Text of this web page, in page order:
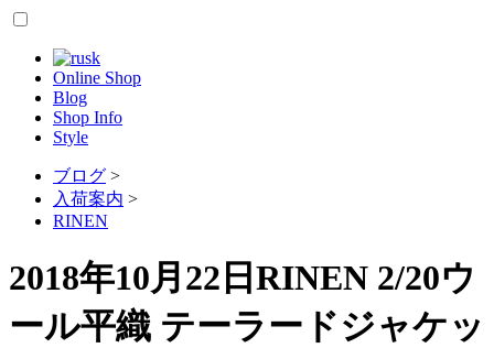
Online Shop
Blog
Shop Info
Style
ブログ >
入荷案内 >
RINEN
2018年10月22日 RINEN 2/20ウ
ール平織 テーラードジャケッ